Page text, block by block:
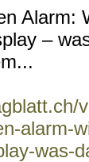
Alarm:
–
alarm-
was-